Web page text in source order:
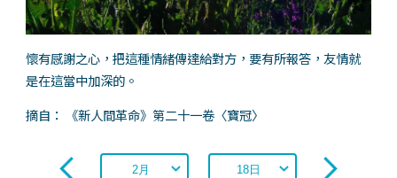
懷有感謝之心，把這種情緒傳達給對方，要有所報答，友情就
是在這當中加深的。
摘自： 《新人間革命》第二十一卷〈寶冠〉